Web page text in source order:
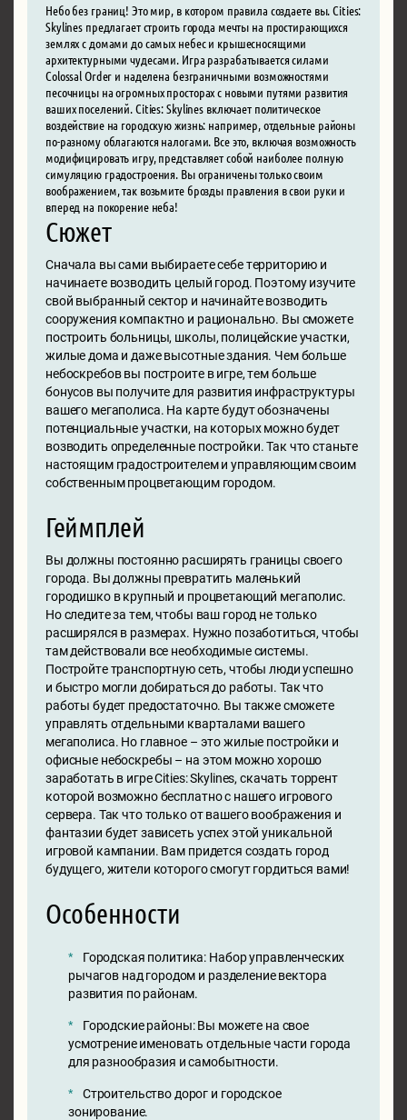
Небо без границ! Это мир, в котором правила создаете вы. Cities:
Skylines предлагает строить города мечты на простирающихся
землях с домами до самых небес и крышесносящими
архитектурными чудесами. Игра разрабатывается силами
Colossal Order и наделена безграничными возможностями
песочницы на огромных просторах с новыми путями развития
ваших поселений. Cities: Skylines включает политическое
воздействие на городскую жизнь: например, отдельные районы
по-разному облагаются налогами. Все это, включая возможность
модифицировать игру, представляет собой наиболее полную
симуляцию градостроения. Вы ограничены только своим
воображением, так возьмите брозды правления в свои руки и
вперед на покорение неба!
Сюжет
Сначала вы сами выбираете себе территорию и
начинаете возводить целый город. Поэтому изучите
свой выбранный сектор и начинайте возводить
сооружения компактно и рационально. Вы сможете
построить больницы, школы, полицейские участки,
жилые дома и даже высотные здания. Чем больше
небоскребов вы построите в игре, тем больше
бонусов вы получите для развития инфраструктуры
вашего мегаполиса. На карте будут обозначены
потенциальные участки, на которых можно будет
возводить определенные постройки. Так что станьте
настоящим градостроителем и управляющим своим
собственным процветающим городом.
Геймплей
Вы должны постоянно расширять границы своего
города. Вы должны превратить маленький
городишко в крупный и процветающий мегаполис.
Но следите за тем, чтобы ваш город не только
расширялся в размерах. Нужно позаботиться, чтобы
там действовали все необходимые системы.
Постройте транспортную сеть, чтобы люди успешно
и быстро могли добираться до работы. Так что
работы будет предостаточно. Вы также сможете
управлять отдельными кварталами вашего
мегаполиса. Но главное – это жилые постройки и
офисные небоскребы – на этом можно хорошо
заработать в игре Cities: Skylines, скачать торрент
которой возможно бесплатно с нашего игрового
сервера. Так что только от вашего воображения и
фантазии будет зависеть успех этой уникальной
игровой кампании. Вам придется создать город
будущего, жители которого смогут гордиться вами!
Особенности
Городская политика: Набор управленческих
рычагов над городом и разделение вектора
развития по районам.
Городские районы: Вы можете на свое
усмотрение именовать отдельные части города
для разнообразия и самобытности.
Строительство дорог и городское
зонирование.